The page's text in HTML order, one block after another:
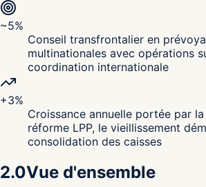
~5%
Conseil transfrontalier en
multinationales avec opérations
coordination internationale
+3%
Croissance annuelle portée par
réforme LPP, le vieillissement
consolidation des caisses
2.0Vue d'ensemble